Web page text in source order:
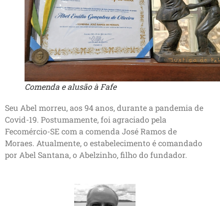
Comenda e alusão à Fafe
Seu Abel morreu, aos 94 anos, durante a pandemia de
Covid-19. Postumamente, foi agraciado pela
Fecomércio-SE com a comenda José Ramos de
Moraes. Atualmente, o estabelecimento é comandado
por Abel Santana, o Abelzinho, filho do fundador.